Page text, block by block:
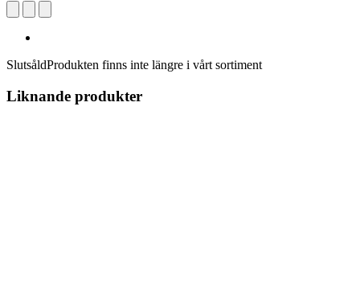
SlutsåldProdukten finns inte längre i vårt sortiment
Liknande produkter